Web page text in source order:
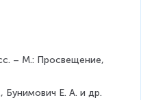
– М.: Просвещение,
Бунимович Е. А. и др.